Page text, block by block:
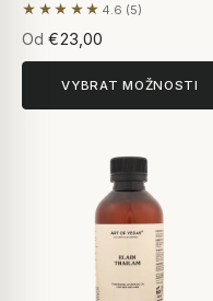
★★★★★ 4.6 (5)
Na základě 5 hodnocení
Od €23,00
VYBRAT MOŽNOSTI